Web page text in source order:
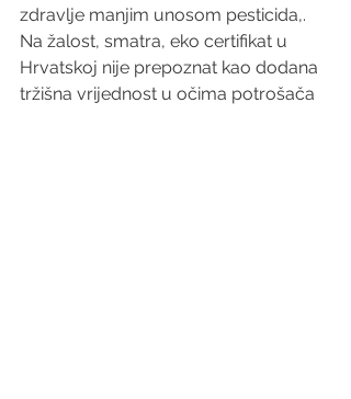
zdravlje manjim unosom pesticida,.
Na žalost, smatra, eko certifikat u
Hrvatskoj nije prepoznat kao dodana
tržišna vrijednost u očima potrošača